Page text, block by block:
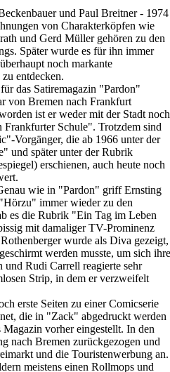
von Charakterköpfen wie
und Gerd Müller gehören zu den
Später wurde es für ihn immer
noch markante
entdecken.
das Satiremagazin "Pardon"
von Bremen nach Frankfurt
ist er weder mit der Stadt noch
Frankfurter Schule". Trotzdem sind
Vorgänger, die ab 1966 unter der
und später unter der Rubrik
erschienen, auch heute noch
wie in "Pardon" griff Ernsting
immer wieder zu den
es die Rubrik "Ein Tag im Leben
mit damaliger TV-Prominenz
wurde als Diva gezeigt,
werden musste, um sich ihre
und Rudi Carrell reagierte sehr
Strip, in dem er verzweifelt
erste Seiten zu einer Comicserie
die in "Zack" abgedruckt werden
vorher eingestellt. In den
nach Bremen zurückgezogen und
und die Touristenwerbung an.
meistens einen Rollmops und